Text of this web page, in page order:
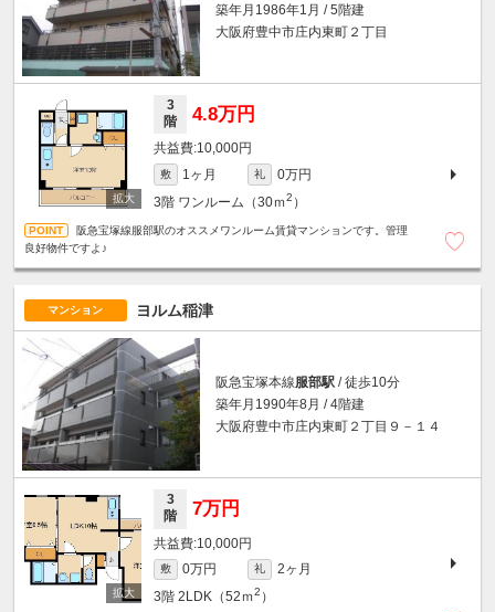
築年月1986年1月 / 5階建
大阪府豊中市庄内東町２丁目
3
階
4.8万円
10,000円
敷 1ヶ月 礼
0万円
3階 ワンルーム（30ｍ2 ）
阪急宝塚線服部駅のオススメワンルーム賃貸マンションです。管理
良好物件ですよ♪
マンション ヨルム稲津
阪急宝塚本線服部駅 / 徒歩10分
築年月1990年8月 / 4階建
大阪府豊中市庄内東町２丁目９－１４
3
階
7万円
10,000円
敷 0万円 礼
2ヶ月
3階 2LDK（52ｍ2 ）